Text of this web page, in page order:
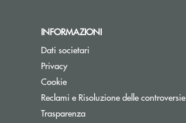
INFORMAZIONI
Dati societari
Privacy
Cookie
Reclami e Risoluzione delle controversie
Trasparenza